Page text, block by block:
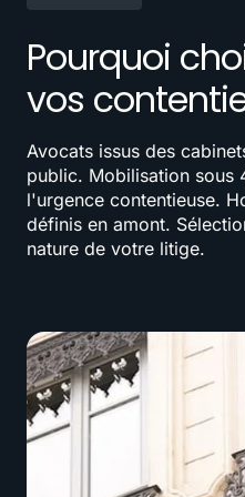
Pourquoi
vos
Avocats issus des
public. Mobilisation sous
l'urgence contentieuse.
définis en amont.
nature de votre litige.